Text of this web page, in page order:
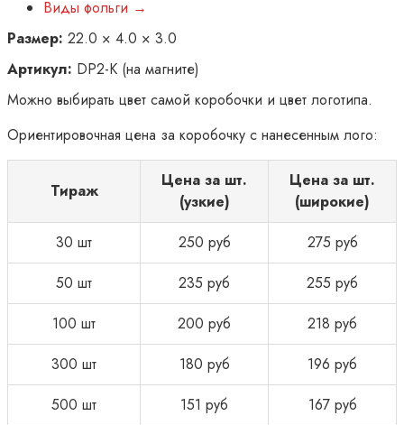
Виды фольги →
Размер: 22.0 × 4.0 × 3.0
Артикул: DP2-K (на магните)
Можно выбирать цвет самой коробочки и цвет логотипа.
Ориентировочная цена за коробочку с нанесенным лого:
Тираж
Цена за шт.
(узкие)
Цена за шт.
(широкие)
30 шт
250 руб
275 руб
50 шт
235 руб
255 руб
100 шт
200 руб
218 руб
300 шт
180 руб
196 руб
500 шт
151 руб
167 руб